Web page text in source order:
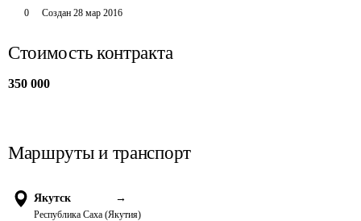
0 Создан 28 мар 2016
Стоимость контракта
350 000
Маршруты и транспорт
Якутск →
Республика Саха (Якутия)